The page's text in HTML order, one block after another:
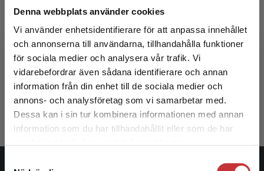
Denna webbplats använder cookies
Vi använder enhetsidentifierare för att anpassa innehållet
och annonserna till användarna, tillhandahålla funktioner
för sociala medier och analysera vår trafik. Vi
vidarebefordrar även sådana identifierare och annan
information från din enhet till de sociala medier och
annons- och analysföretag som vi samarbetar med.
Dessa kan i sin tur kombinera informationen med annan
information som du har tillhandahållit eller som de har
Begränsad fraktregion
Det verkar som att du besöker
studentlitteratur.se via en enhet utanför Sverige.
Vi erbjuder inte leveranser utanför Sverige. För
Utbildningshistoria
Larsson, E - Westberg, J (red.)
Exkl. moms: 521 kr
Exkl.